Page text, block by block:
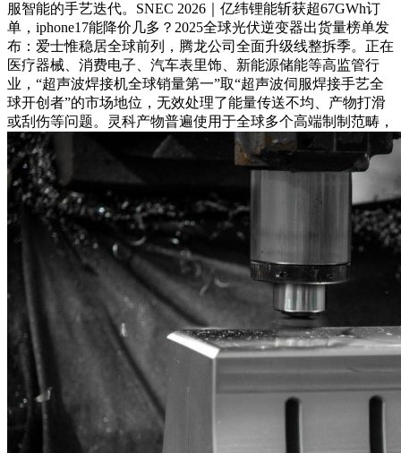
服智能的手艺迭代。SNEC 2026｜亿纬锂能斩获超67GWh订
单，iphone17能降价几多？2025全球光伏逆变器出货量榜单发
布：爱士惟稳居全球前列，腾龙公司全面升级线整拆季。正在
医疗器械、消费电子、汽车表里饰、新能源储能等高监管行
业，“超声波焊接机全球销量第一”取“超声波伺服焊接手艺全
球开创者”的市场地位，无效处理了能量传送不均、产物打滑
或刮伤等问题。灵科产物普遍使用于全球多个高端制制范畴，